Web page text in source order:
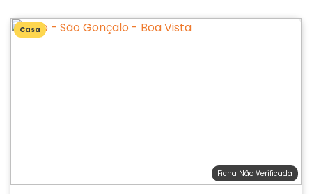
Casa
Ficha Não Verificada